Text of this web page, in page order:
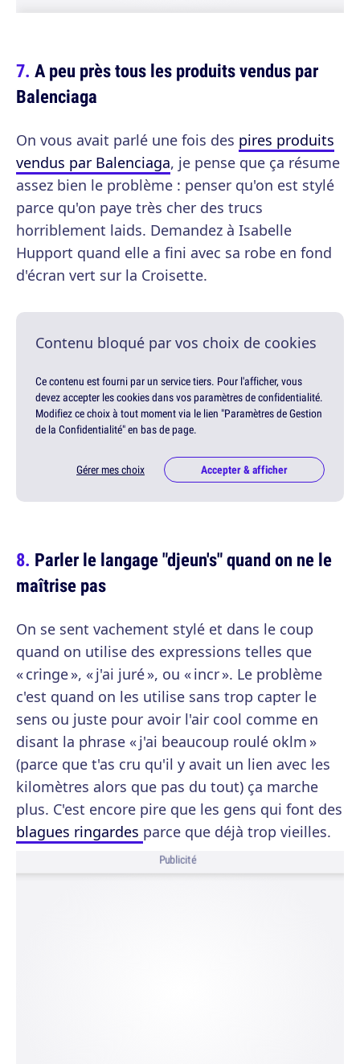
A peu près tous les produits vendus par
Balenciaga
On vous avait parlé une fois des pires produits
vendus par Balenciaga, je pense que ça résume
assez bien le problème : penser qu'on est stylé
parce qu'on paye très cher des trucs
horriblement laids. Demandez à Isabelle
Hupport quand elle a fini avec sa robe en fond
d'écran vert sur la Croisette.
Contenu bloqué par vos choix de cookies
Ce contenu est fourni par un service tiers. Pour l'afficher, vous
devez accepter les cookies dans vos paramètres de confidentialité.
Modifiez ce choix à tout moment via le lien "Paramètres de Gestion
de la Confidentialité" en bas de page.
Gérer mes choix Accepter & afficher
Parler le langage "djeun's" quand on ne le
maîtrise pas
On se sent vachement stylé et dans le coup
quand on utilise des expressions telles que
« cringe », « j'ai juré », ou « incr ». Le problème
c'est quand on les utilise sans trop capter le
sens ou juste pour avoir l'air cool comme en
disant la phrase « j'ai beaucoup roulé oklm »
(parce que t'as cru qu'il y avait un lien avec les
kilomètres alors que pas du tout) ça marche
plus. C'est encore pire que les gens qui font des
blagues ringardes parce que déjà trop vieilles.
Publicité